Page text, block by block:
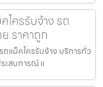
โครรับจ้าง รถ
ราคาถูก
ถแม็คโครรับจ้าง บริการทั่ว
ะสบการณ์ แ